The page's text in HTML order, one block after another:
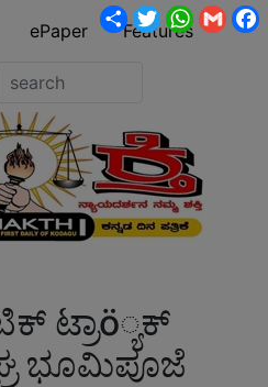
ePaper
Features
ಟ್ರಾö್ಯಕ್
ಭೂಮಿಪೂಜೆ
ShareTwitter